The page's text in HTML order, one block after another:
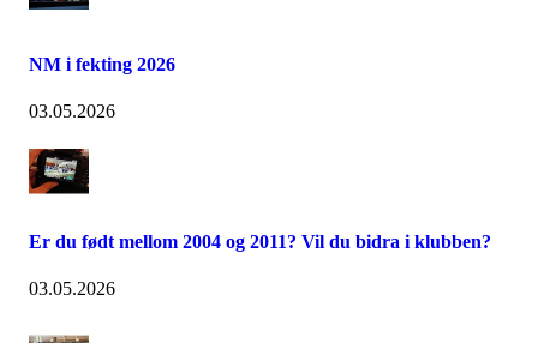
NM i fekting 2026
03.05.2026
Er du født mellom 2004 og 2011? Vil du bidra i klubben?
03.05.2026